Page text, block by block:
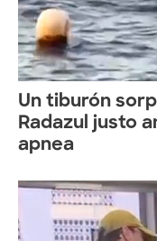
Un tiburón
Radazul justo
apnea